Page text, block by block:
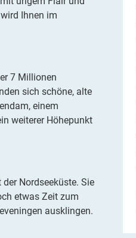
Ihnen im
7 Millionen
sich schöne, alte
einem
weiterer Höhepunkt
Nordseeküste. Sie
etwas Zeit zum
ausklingen.